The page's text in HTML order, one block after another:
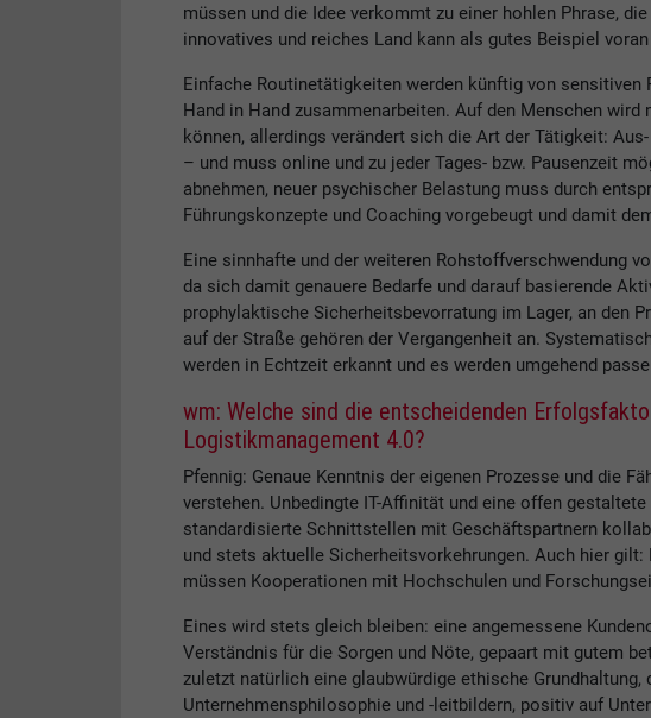
müssen und die Idee verkommt zu einer hohlen Phrase,
innovatives und reiches Land kann als gutes Beispiel voran
Einfache Routinetätigkeiten werden künftig von
Hand in Hand zusammenarbeiten. Auf den Menschen
können, allerdings verändert sich die Art der Tätigkeit:
– und muss online und zu jeder Tages- bzw. Pausenzeit
abnehmen, neuer psychischer Belastung muss durch
Führungskonzepte und Coaching vorgebeugt und damit
Eine sinnhafte und der weiteren Rohstoffverschwendung
da sich damit genauere Bedarfe und darauf basierende
prophylaktische Sicherheitsbevorratung im Lager, an den
auf der Straße gehören der Vergangenheit an.
werden in Echtzeit erkannt und es werden umgehend
wm: Welche sind die entscheidenden
Logistikmanagement 4.0?
Pfennig: Genaue Kenntnis der eigenen Prozesse und die
verstehen. Unbedingte IT-Affinität und eine offen
standardisierte Schnittstellen mit Geschäftspartnern
und stets aktuelle Sicherheitsvorkehrungen. Auch hier gilt:
müssen Kooperationen mit Hochschulen und
Eines wird stets gleich bleiben: eine angemessene
Verständnis für die Sorgen und Nöte, gepaart mit gutem
zuletzt natürlich eine glaubwürdige ethische Grundhaltung,
Unternehmensphilosophie und -leitbildern, positiv auf